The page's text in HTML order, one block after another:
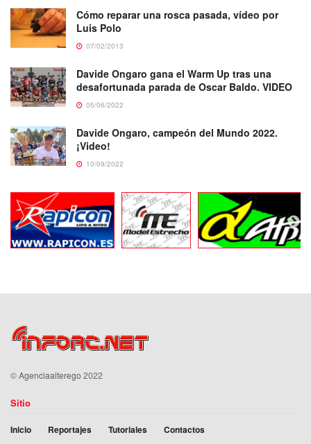
Cómo reparar una rosca pasada, vídeo por
Luis Polo
07/02/2013
Davide Ongaro gana el Warm Up tras una
desafortunada parada de Oscar Baldo. VIDEO
05/06/2022
Davide Ongaro, campeón del Mundo 2022.
¡Video!
10/09/2022
©Agenciaalterego 2022
Sitio
Inicio Reportajes Tutoriales Contactos